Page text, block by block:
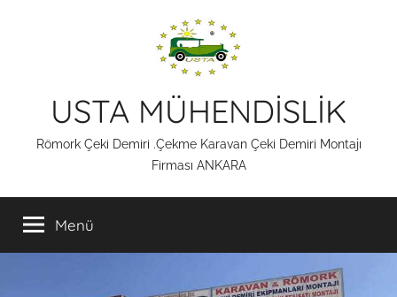
USTA MÜHENDİSLİK
Römork Çeki Demiri .Çekme Karavan Çeki Demiri Montajı
Firması ANKARA
Menü